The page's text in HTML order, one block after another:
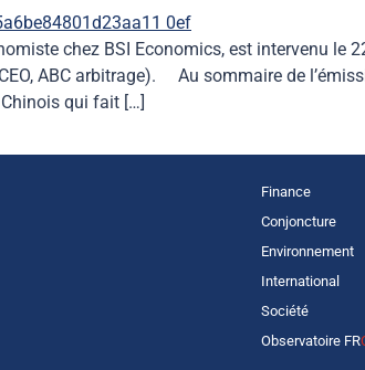
chez BSI Economics, est intervenu le
ABC arbitrage). Au sommaire de
Chinois qui fait […]
Finance
Conjoncture
Environnement
International
Société
Observatoire FR